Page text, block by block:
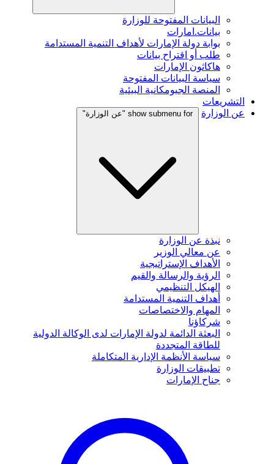
البيانات المفتوحة للوزارة
بيانات.امارات
بوابة دولة الإمارات لأهداف التنمية المستدامة
طلب أو اقتراح بيانات
هاكاثون الإمارات
سياسة البيانات المفتوحة
المنصة الجيومكانية البيئية
التشريعات
عن الوزارة
show submenu for "عن الوزارة"
نبذة عن الوزارة
عن معالي الوزير
الأهداف الإستراتيجية
الرؤية والرسالة والقيم
الهيكل التنظيمي
أهداف التنمية المستدامة
المهام والاختصاصات
شركاؤنا
البعثة الدائمة لدولة الإمارات لدى الوكالة الدولية
للطاقة المتجددة
سياسة الأنظمة الإدارية المتكاملة
تطبيقات الوزارة
جناح الإمارات